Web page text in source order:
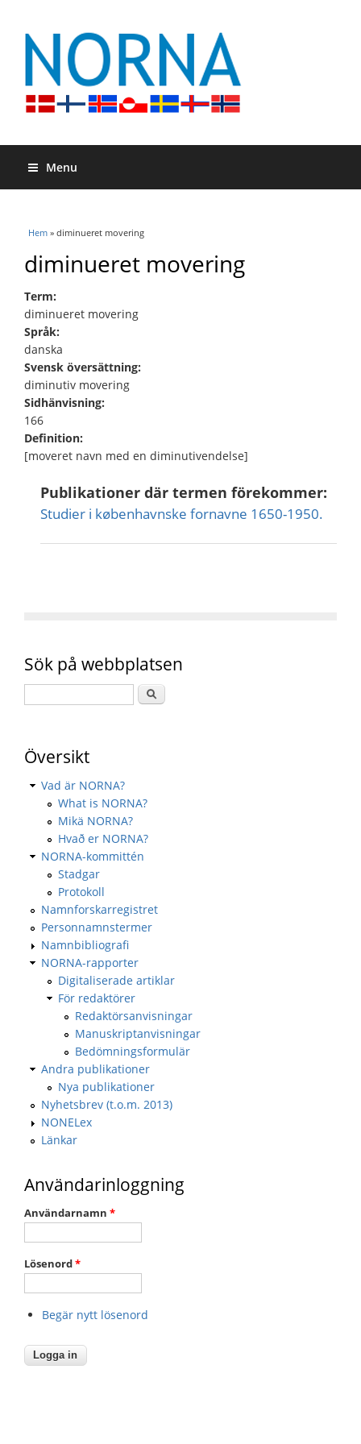
Menu
Du är här
Hem » diminueret movering
diminueret movering
Term:
diminueret movering
Språk:
danska
Svensk översättning:
diminutiv movering
Sidhänvisning:
166
Definition:
[moveret navn med en diminutivendelse]
Publikationer där termen förekommer:
Studier i københavnske fornavne 1650-1950.
Sök på webbplatsen
Översikt
Vad är NORNA?
What is NORNA?
Mikä NORNA?
Hvað er NORNA?
NORNA-kommittén
Stadgar
Protokoll
Namnforskarregistret
Personnamnstermer
Namnbibliografi
NORNA-rapporter
Digitaliserade artiklar
För redaktörer
Redaktörsanvisningar
Manuskriptanvisningar
Bedömningsformulär
Andra publikationer
Nya publikationer
Nyhetsbrev (t.o.m. 2013)
NONELex
Länkar
Användarinloggning
Användarnamn *
Lösenord*
Begär nytt lösenord